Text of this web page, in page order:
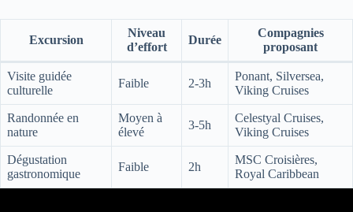
Excursion
Niveau
d’effort
Durée
Compagnies
proposant
Visite guidée
culturelle
Faible 2-3h
Ponant, Silversea,
Viking Cruises
Randonnée en
nature
Moyen à
élevé
3-5h
Celestyal Cruises,
Viking Cruises
Dégustation
gastronomique
Faible 2h
MSC Croisières,
Royal Caribbean